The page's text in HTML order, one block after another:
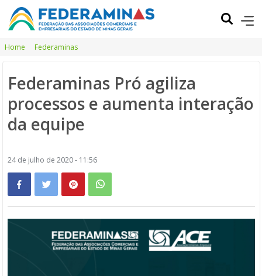
Home Federaminas
Federaminas Pró agiliza
processos e aumenta interação
da equipe
24 de julho de 2020 - 11:56